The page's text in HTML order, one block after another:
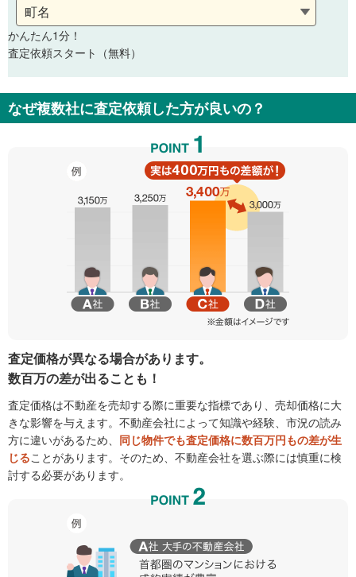
かんたん1分！
査定依頼スタート（無料）
なぜ複数社に査定依頼した方が良いの？
査定価格が異なる場合があります。
数百万の差が出ることも！
査定価格は不動産を売却する際に重要な指標であり、売却価格に大
きな影響を与えます。不動産会社によって知識や経験、市況の読み
方に違いがあるため、 同じ物件でも査定価格に数百万円もの差が生
じることがあります。そのため、不動産会社を選ぶ際には慎重に検
討する必要があります。